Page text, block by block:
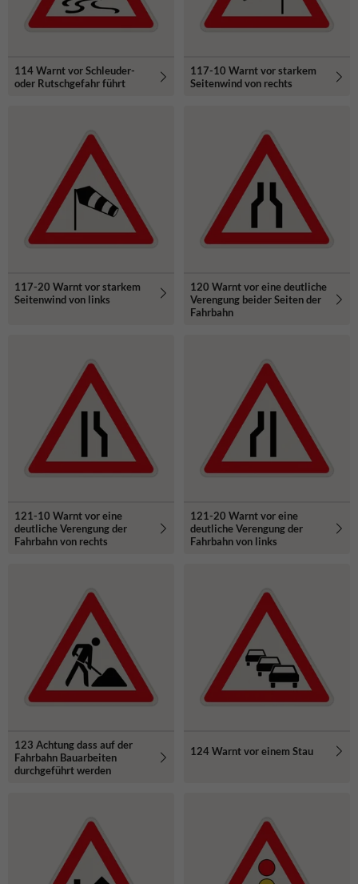
114 Warnt vor Schleuder-
oder Rutschgefahr führt
117-10 Warnt vor starkem
Seitenwind von rechts
117-20 Warnt vor starkem
Seitenwind von links
120 Warnt vor eine deutliche
Verengung beider Seiten der
Fahrbahn
121-10 Warnt vor eine
deutliche Verengung der
Fahrbahn von rechts
121-20 Warnt vor eine
deutliche Verengung der
Fahrbahn von links
123 Achtung dass auf der
Fahrbahn Bauarbeiten
durchgeführt werden
124 Warnt vor einem Stau